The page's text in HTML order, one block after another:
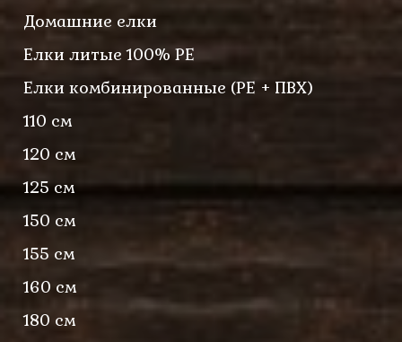
Домашние елки
Елки литые 100% PE
Елки комбинированные (PE + ПВХ)
110 см
120 см
125 см
150 см
155 см
160 см
180 см